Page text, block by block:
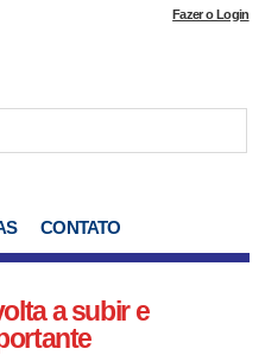
Fazer o Login
CONTATO
a subir e